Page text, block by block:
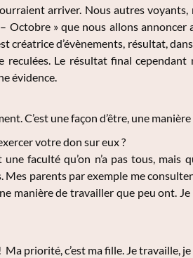
arriver. Nous autres voyants,
Octobre » que nous allons
créatrice d’évènements, résultat,
Le résultat final cependant
évidence.
C’est une façon d’être, une
votre don sur eux ?
faculté qu’on n’a pas tous, mais
parents par exemple me
manière de travailler que peu ont.
priorité, c’est ma fille. Je travaille,